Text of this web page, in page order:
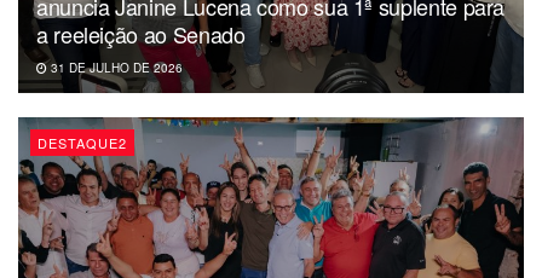
anuncia Janine Lucena como sua 1ª suplente para
a reeleição ao Senado
31 DE JULHO DE 2026
DESTAQUE2